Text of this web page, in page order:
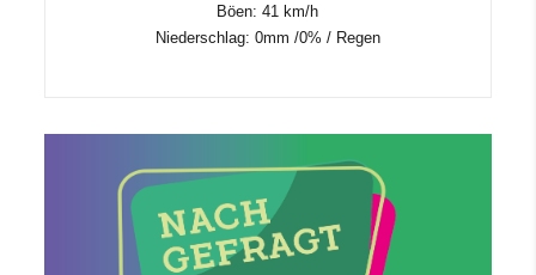
Böen: 41 km/h
Niederschlag: 0mm /0% / Regen